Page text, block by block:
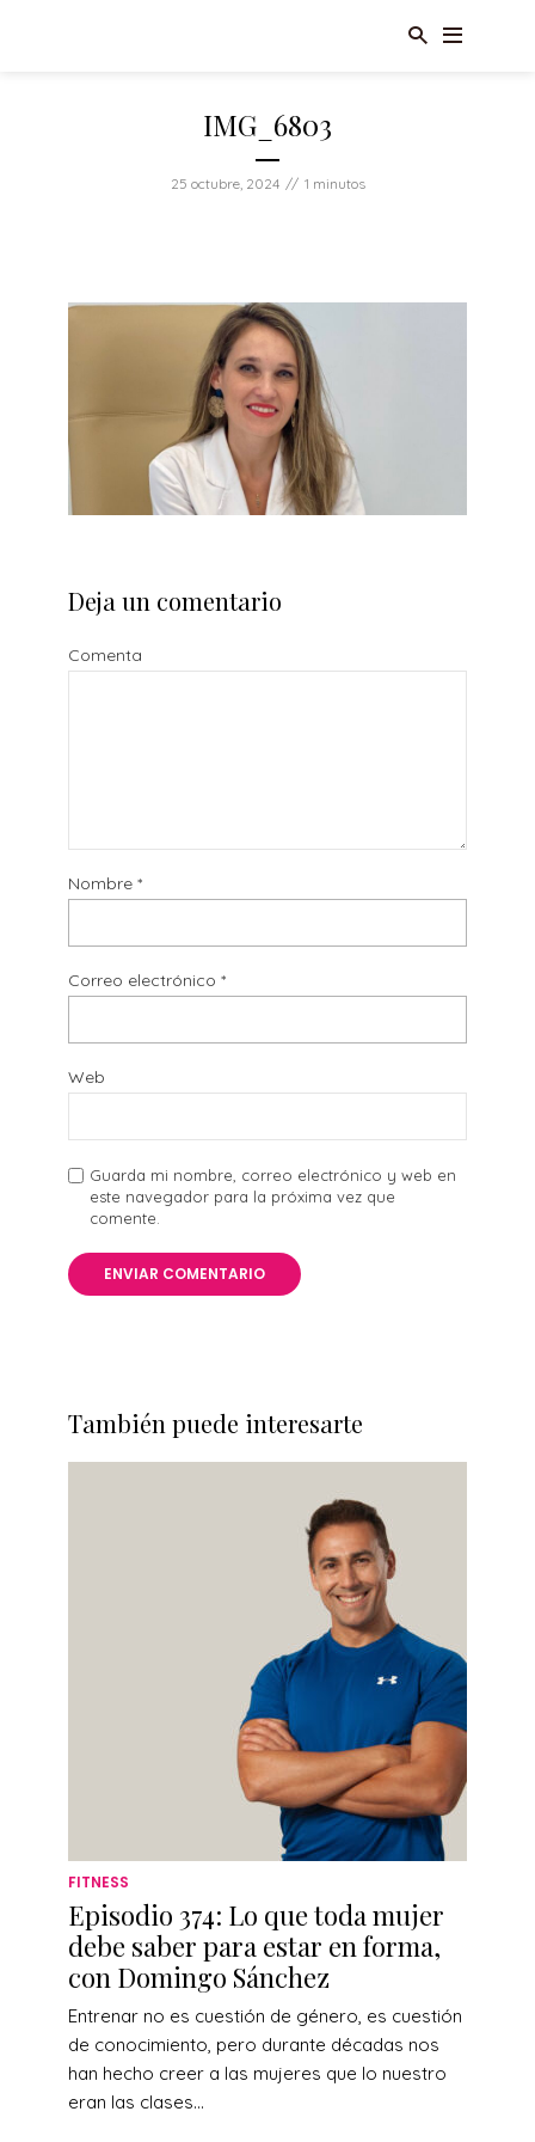
IMG_6803
25 octubre, 2024 1 minutos
Deja un comentario
Comenta
Nombre *
Correo electrónico *
Web
Guarda mi nombre, correo electrónico y web en
este navegador para la próxima vez que
comente.
También puede interesarte
FITNESS
Episodio 374: Lo que toda mujer
debe saber para estar en forma,
con Domingo Sánchez
Entrenar no es cuestión de género, es cuestión
de conocimiento, pero durante décadas nos
han hecho creer a las mujeres que lo nuestro
eran las clases...